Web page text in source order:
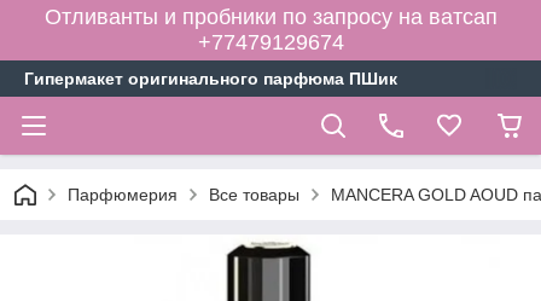
Отливанты и пробники по запросу на ватсап
+77479129674
Гипермакет оригинального парфюма ПШик
Парфюмерия Все товары MANCERA GOLD AOUD